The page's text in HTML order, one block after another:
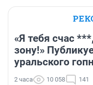
«Я тебя счас
зону!»
уральского
2 часа 10 058 141